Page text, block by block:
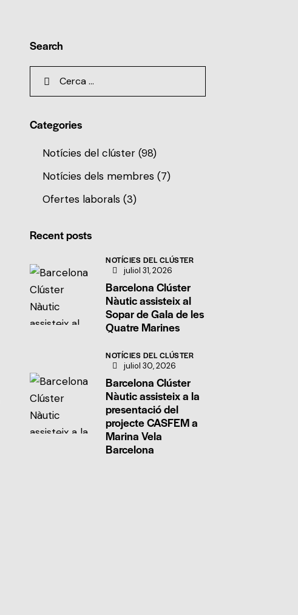
Search
Categories
Notícies del clúster(98)
Notícies dels membres(7)
Ofertes laborals(3)
Recent posts
NOTÍCIES DEL CLÚSTER
juliol 31, 2026
Barcelona Clúster
Nàutic assisteix al
Sopar de Gala de les
Quatre Marines
NOTÍCIES DEL CLÚSTER
juliol 30, 2026
Barcelona Clúster
Nàutic assisteix a la
presentació del
projecte CASFEM a
Marina Vela
Barcelona